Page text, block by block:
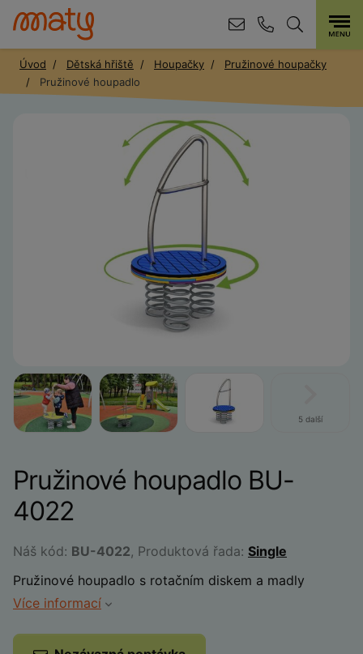
Úvod Dětská hřiště Houpačky
Pružinové houpačky
Pružinové houpadlo
5 další
Pružinové houpadlo BU-
4022
Náš kód: BU-4022, Produktová řada: Single
Pružinové houpadlo s rotačním diskem a madly
Více informací